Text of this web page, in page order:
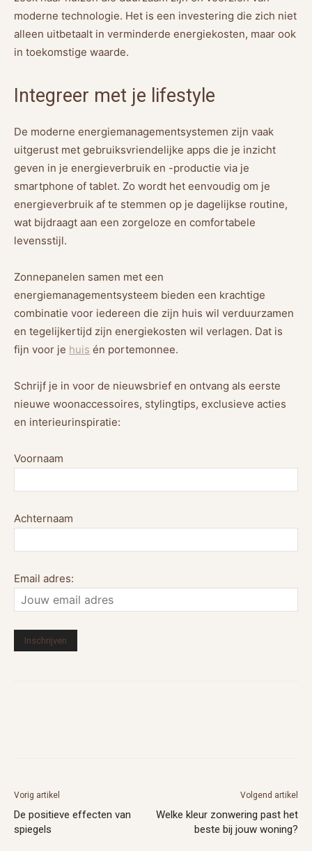
moderne technologie. Het is een investering die zich niet
alleen uitbetaalt in verminderde energiekosten, maar ook
in toekomstige waarde.
Integreer met je lifestyle
De moderne energiemanagementsystemen zijn vaak
uitgerust met gebruiksvriendelijke apps die je inzicht
geven in je energieverbruik en -productie via je
smartphone of tablet. Zo wordt het eenvoudig om je
energieverbruik af te stemmen op je dagelijkse routine,
wat bijdraagt aan een zorgeloze en comfortabele
levensstijl.
Zonnepanelen samen met een
energiemanagementsysteem bieden een krachtige
combinatie voor iedereen die zijn huis wil verduurzamen
en tegelijkertijd zijn energiekosten wil verlagen. Dat is
fijn voor je huis én portemonnee.
Schrijf je in voor de nieuwsbrief en ontvang als eerste
nieuwe woonaccessoires, stylingtips, exclusieve acties
en interieurinspiratie:
Voornaam
Achternaam
Email adres:
Vorig artikel
De positieve effecten van
spiegels
Volgend artikel
Welke kleur zonwering past het
beste bij jouw woning?